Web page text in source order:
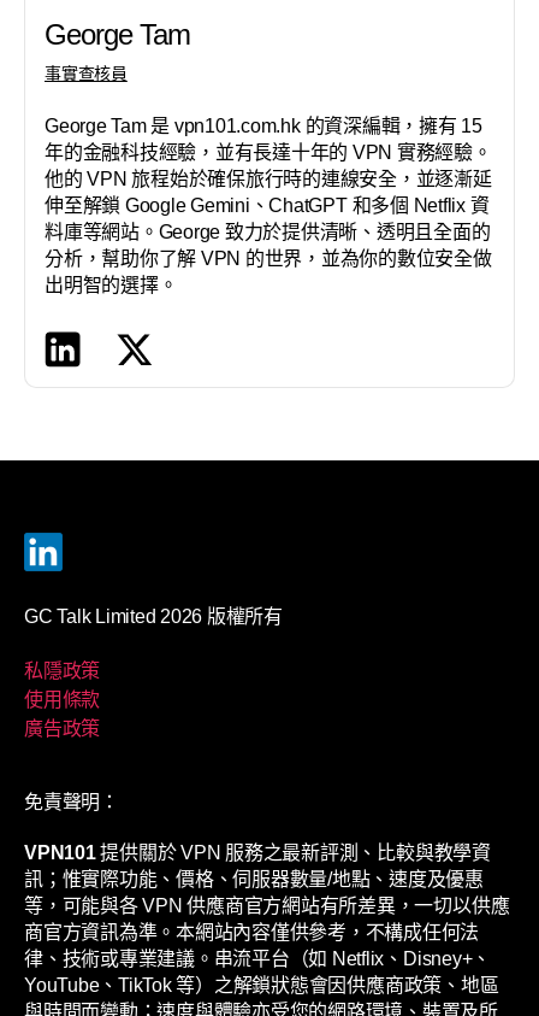
George Tam
事實查核員
George Tam 是 vpn101.com.hk 的資深編輯，擁有 15
年的金融科技經驗，並有長達十年的 VPN 實務經驗。
他的 VPN 旅程始於確保旅行時的連線安全，並逐漸延
伸至解鎖 Google Gemini、ChatGPT 和多個 Netflix 資
料庫等網站。George 致力於提供清晰、透明且全面的
分析，幫助你了解 VPN 的世界，並為你的數位安全做
出明智的選擇。
GC Talk Limited 2026 版權所有
私隱政策
使用條款
廣告政策
免責聲明：
VPN101提供關於 VPN 服務之最新評測、比較與教學資
訊；惟實際功能、價格、伺服器數量/地點、速度及優惠
等，可能與各 VPN 供應商官方網站有所差異，一切以供應
商官方資訊為準。本網站內容僅供參考，不構成任何法
律、技術或專業建議。串流平台（如 Netflix、Disney+、
YouTube、TikTok 等）之解鎖狀態會因供應商政策、地區
與時間而變動；速度與體驗亦受您的網路環境、裝置及所